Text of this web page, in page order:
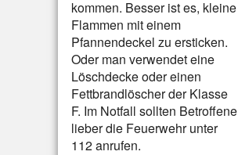
kommen. Besser ist es, kleine
Flammen mit einem
Pfannendeckel zu ersticken.
Oder man verwendet eine
Löschdecke oder einen
Fettbrandlöscher der Klasse
F. Im Notfall sollten Betroffene
lieber die Feuerwehr unter
112 anrufen.